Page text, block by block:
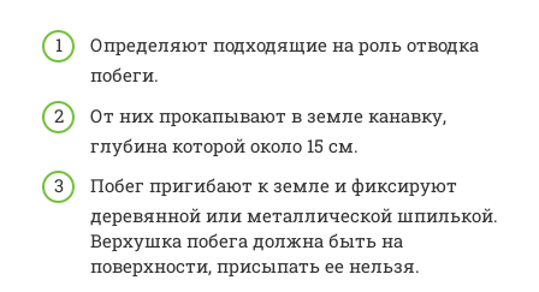
Определяют подходящие на роль отводка
побеги.
От них прокапывают в земле канавку,
глубина которой около 15 см.
Побег пригибают к земле и фиксируют
деревянной или металлической шпилькой.
Верхушка побега должна быть на
поверхности, присыпать ее нельзя.